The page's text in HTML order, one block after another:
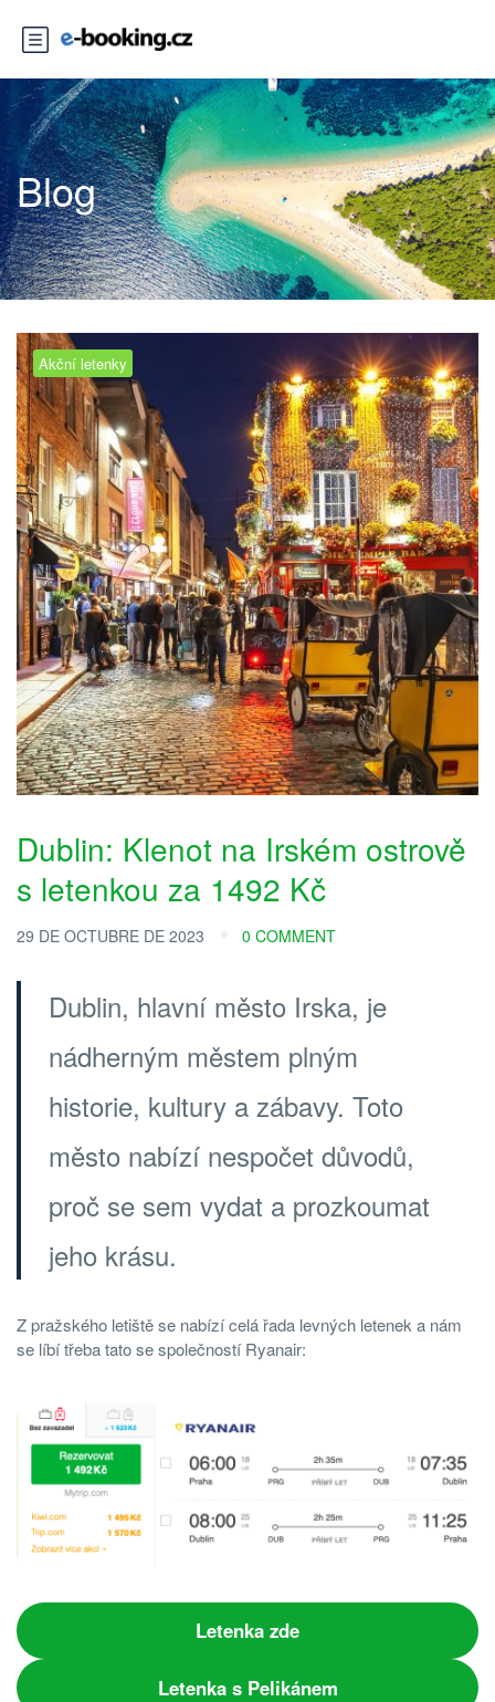
Blog
Akční letenky
Dublin: Klenot na Irském ostrově
s letenkou za 1492 Kč
29 DE OCTUBRE DE 2023 0 COMMENT
Dublin, hlavní město Irska, je
nádherným městem plným
historie, kultury a zábavy. Toto
město nabízí nespočet důvodů,
proč se sem vydat a prozkoumat
jeho krásu.
Z pražského letiště se nabízí celá řada levných letenek a nám
se líbí třeba tato se společností Ryanair:
Letenka zde
Letenka s Pelikánem